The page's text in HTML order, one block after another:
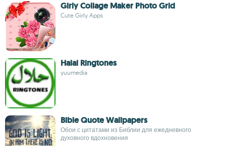
Girly Collage Maker Photo Grid
Cute Girly Apps
Halal Ringtones
yuumedia
Bible Quote Wallpapers
Обои с цитатами из Библии для ежедневного
духовного вдохновения